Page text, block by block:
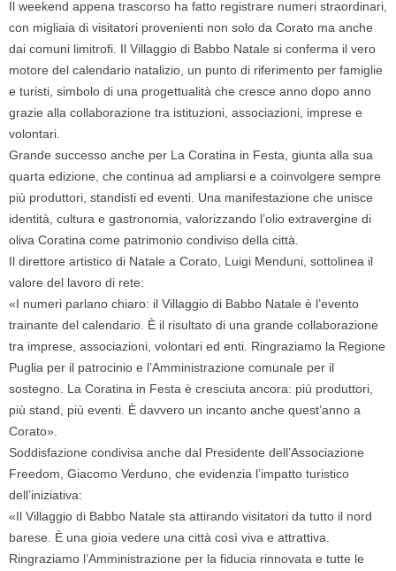
Il weekend appena trascorso ha fatto registrare numeri straordinari,
con migliaia di visitatori provenienti non solo da Corato ma anche
dai comuni limitrofi. Il Villaggio di Babbo Natale si conferma il vero
motore del calendario natalizio, un punto di riferimento per famiglie
e turisti, simbolo di una progettualità che cresce anno dopo anno
grazie alla collaborazione tra istituzioni, associazioni, imprese e
volontari.
Grande successo anche per La Coratina in Festa, giunta alla sua
quarta edizione, che continua ad ampliarsi e a coinvolgere sempre
più produttori, standisti ed eventi. Una manifestazione che unisce
identità, cultura e gastronomia, valorizzando l’olio extravergine di
oliva Coratina come patrimonio condiviso della città.
Il direttore artistico di Natale a Corato, Luigi Menduni, sottolinea il
valore del lavoro di rete:
«I numeri parlano chiaro: il Villaggio di Babbo Natale è l’evento
trainante del calendario. È il risultato di una grande collaborazione
tra imprese, associazioni, volontari ed enti. Ringraziamo la Regione
Puglia per il patrocinio e l’Amministrazione comunale per il
sostegno. La Coratina in Festa è cresciuta ancora: più produttori,
più stand, più eventi. È davvero un incanto anche quest’anno a
Corato».
Soddisfazione condivisa anche dal Presidente dell’Associazione
Freedom, Giacomo Verduno, che evidenzia l’impatto turistico
dell’iniziativa:
«Il Villaggio di Babbo Natale sta attirando visitatori da tutto il nord
barese. È una gioia vedere una città così viva e attrattiva.
Ringraziamo l’Amministrazione per la fiducia rinnovata e tutte le